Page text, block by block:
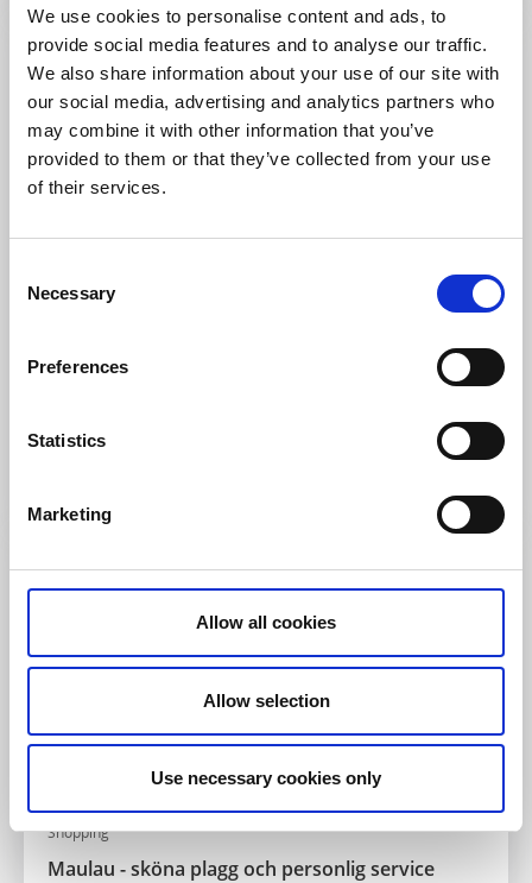
We use cookies to personalise content and ads, to
provide social media features and to analyse our traffic.
We also share information about your use of our site with
our social media, advertising and analytics partners who
may combine it with other information that you’ve
provided to them or that they’ve collected from your use
of their services.
Selection
Necessary
Preferences
Statistics
Marketing
Allow all cookies
Allow selection
Use necessary cookies only
Wilmas Butik & Interiör
Shopping
Maulau - sköna plagg och personlig service